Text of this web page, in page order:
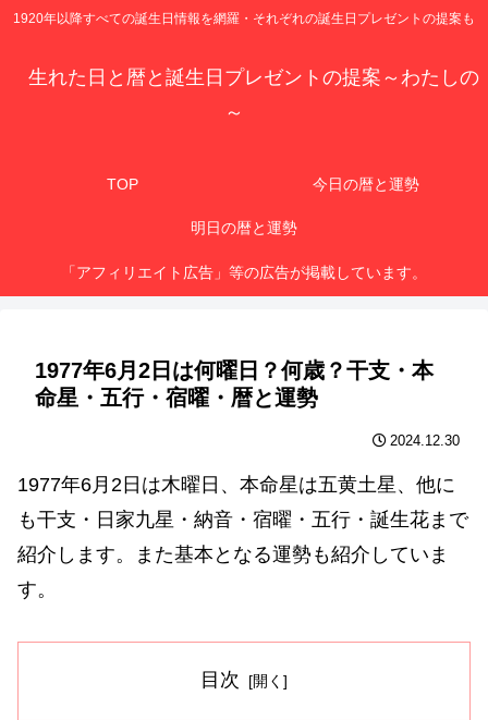
1920年以降すべての誕生日情報を網羅・それぞれの誕生日プレゼントの提案も
生れた日と暦と誕生日プレゼントの提案～わたしの
～
TOP 今日の暦と運勢
明日の暦と運勢
「アフィリエイト広告」等の広告が掲載しています。
1977年6月2日は何曜日？何歳？干支・本
命星・五行・宿曜・暦と運勢
2024.12.30
1977年6月2日は木曜日、本命星は五黄土星、他に
も干支・日家九星・納音・宿曜・五行・誕生花まで
紹介します。また基本となる運勢も紹介していま
す。
目次